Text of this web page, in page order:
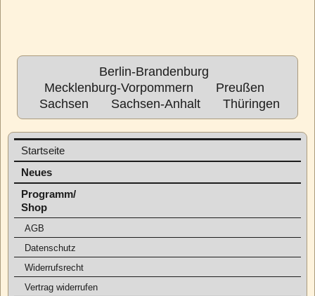
Berlin-Brandenburg
Mecklenburg-Vorpommern
Preußen
Sachsen
Sachsen-Anhalt Thüringen
Startseite
Neues
Programm/
Shop
AGB
Datenschutz
Widerrufsrecht
Vertrag widerrufen